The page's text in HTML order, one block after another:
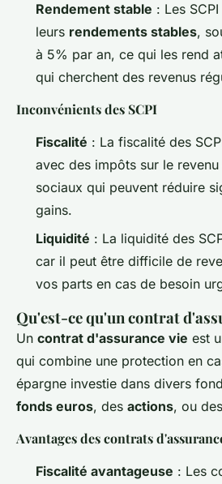
Rendement stable : Les
leurs rendements stables,
à 5% par an, ce qui les rend
qui cherchent des revenus
Inconvénients des SCPI
Fiscalité : La fiscalité des
avec des impôts sur le
sociaux qui peuvent réduire
gains.
Liquidité : La liquidité des
car il peut être difficile de
vos parts en cas de besoin
Qu'est-ce qu'un contrat
Un contrat d'assurance vie est
qui combine une protection en
épargne investie dans divers
fonds euros, des actions, ou des
Avantages des contrats
Fiscalité avantageuse : Les